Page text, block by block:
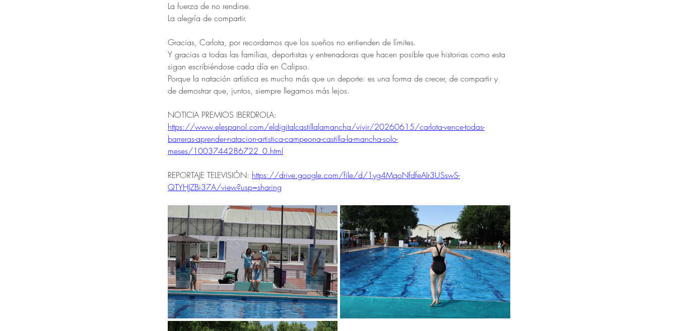
La fuerza de no rendirse.
La alegría de compartir.
Gracias, Carlota, por recordarnos que los sueños no entienden de límites.
Y gracias a todas las familias, deportistas y entrenadoras que hacen posible que historias como esta
sigan escribiéndose cada día en Calipso.
Porque la natación artística es mucho más que un deporte: es una forma de crecer, de compartir y
de demostrar que, juntos, siempre llegamos más lejos.
NOTICIA PREMIOS IBERDROLA:
https://www.elespanol.com/eldigitalcastillalamancha/vivir/20260615/carlota-vence-todas-
barreras-aprender-natacion-artistica-campeona-castilla-la-mancha-solo-
meses/1003744286722_0.html
REPORTAJE TELEVISIÓN: https://drive.google.com/file/d/1yg4MqoNfdfeAIr3USswS-
QTYHJZBi37A/view?usp=sharing